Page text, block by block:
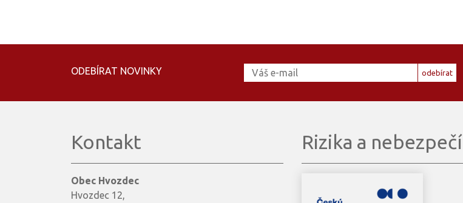
ODEBÍRAT NOVINKY odebírat
Kontakt
Obec Hvozdec
Hvozdec 12,
Rizika a nebezpečí